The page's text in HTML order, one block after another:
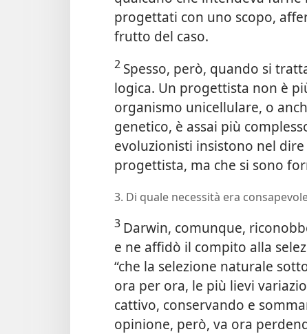
progettati con uno scopo,
frutto del caso.
2 Spesso, però, quando si
logica. Un progettista non è
organismo unicellulare, o
genetico, è assai più
evoluzionisti insistono nel
progettista, ma che si sono
3. Di quale necessità era
3 Darwin, comunque,
e ne affidò il compito alla
“che la selezione naturale
ora per ora, le più lievi
cattivo, conservando e
opinione, però, va ora